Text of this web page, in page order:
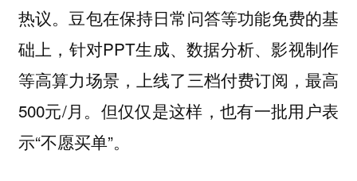
热议。豆包在保持日常问答等功能免费的基
础上，针对PPT生成、数据分析、影视制作
等高算力场景，上线了三档付费订阅，最高
500元/月。但仅仅是这样，也有一批用户表
示“不愿买单”。